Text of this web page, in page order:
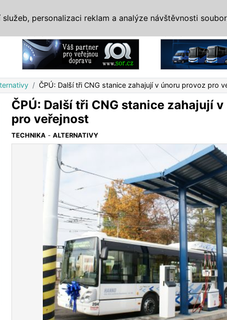
ČPÚ: Další tři CNG stanice zahajují v únoru provoz pro
ČPÚ: Další tři CNG stanice zahajují
pro veřejnost
TECHNIKA -ALTERNATIVY
personalizaci reklam a analýze návštěvnosti